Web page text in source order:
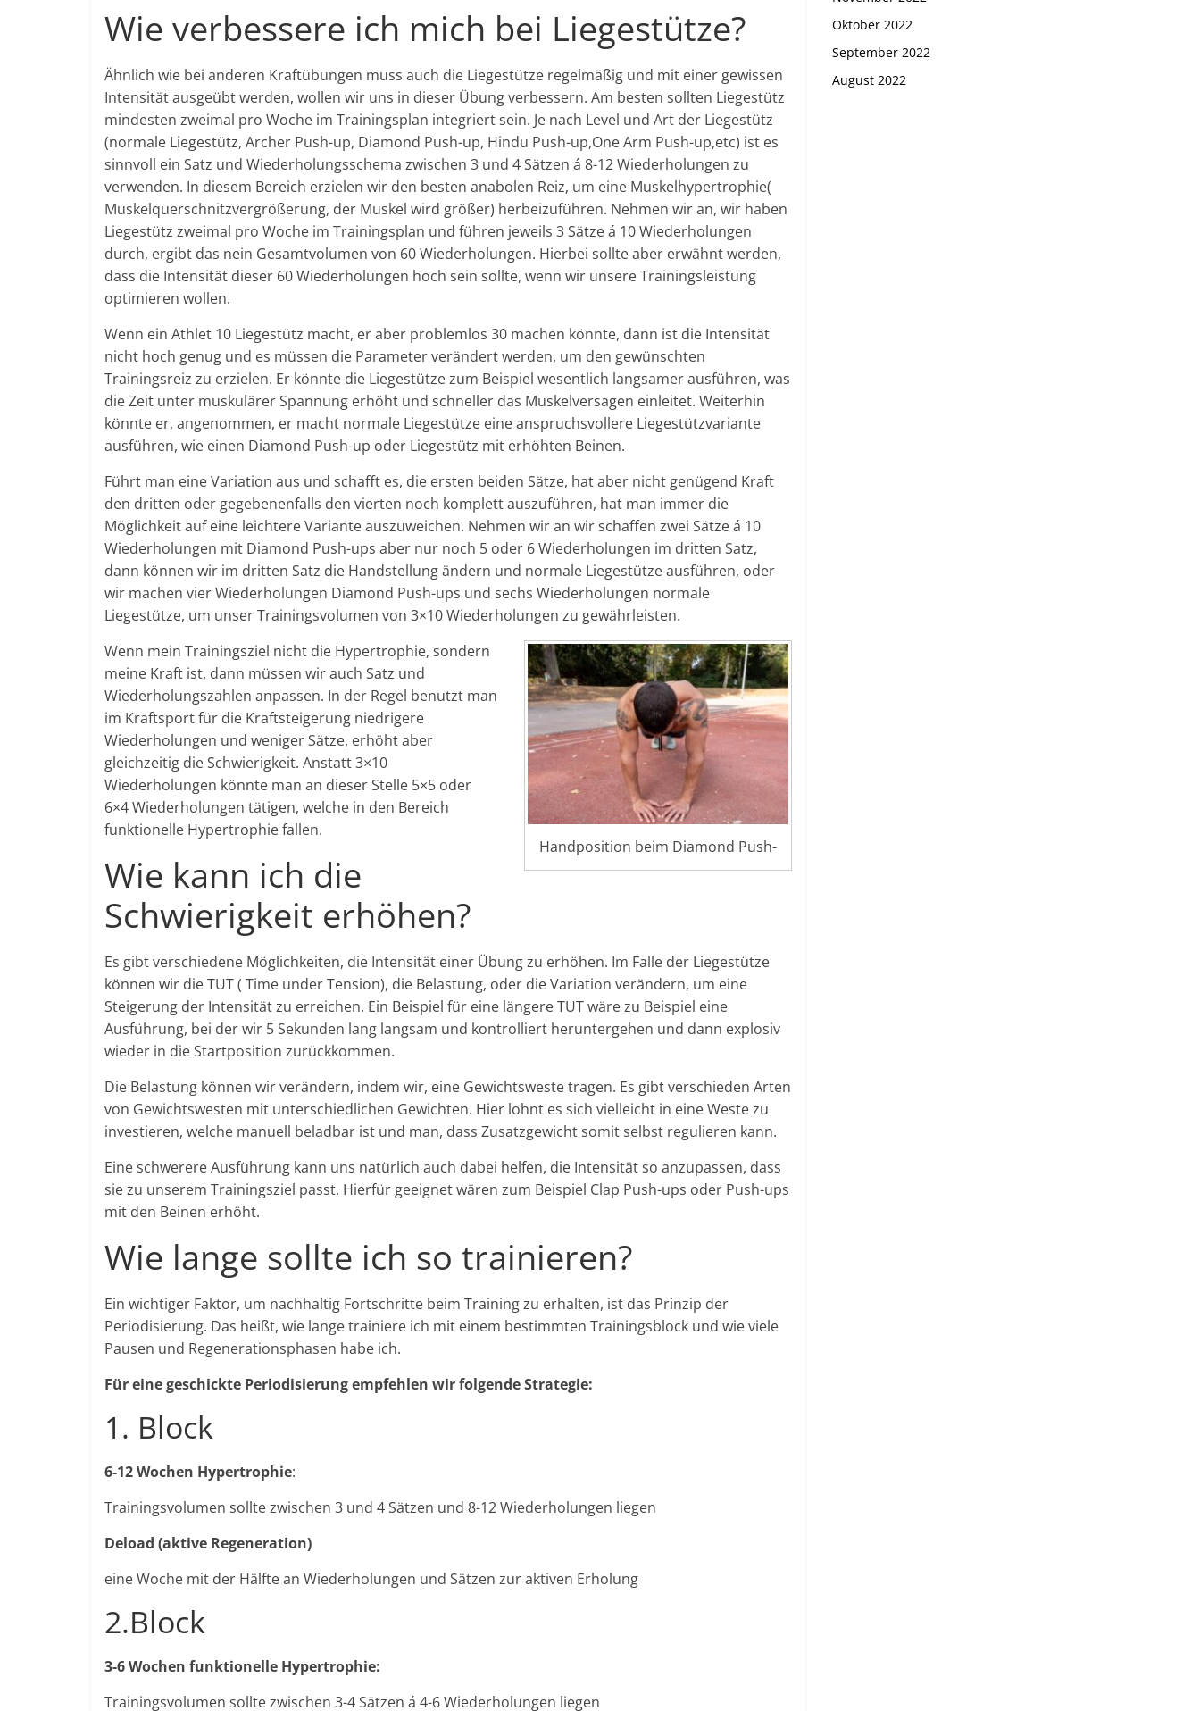
Wie verbessere ich mich bei Liegestütze?
Ähnlich wie bei anderen Kraftübungen muss auch die Liegestütze regelmäßig und mit einer gewissen
Intensität ausgeübt werden, wollen wir uns in dieser Übung verbessern. Am besten sollten Liegestütz
mindesten zweimal pro Woche im Trainingsplan integriert sein. Je nach Level und Art der Liegestütz
(normale Liegestütz, Archer Push-up, Diamond Push-up, Hindu Push-up,One Arm Push-up,etc) ist es
sinnvoll ein Satz und Wiederholungsschema zwischen 3 und 4 Sätzen á 8-12 Wiederholungen zu
verwenden. In diesem Bereich erzielen wir den besten anabolen Reiz, um eine Muskelhypertrophie(
Muskelquerschnitzvergrößerung, der Muskel wird größer) herbeizuführen. Nehmen wir an, wir haben
Liegestütz zweimal pro Woche im Trainingsplan und führen jeweils 3 Sätze á 10 Wiederholungen
durch, ergibt das nein Gesamtvolumen von 60 Wiederholungen. Hierbei sollte aber erwähnt werden,
dass die Intensität dieser 60 Wiederholungen hoch sein sollte, wenn wir unsere Trainingsleistung
optimieren wollen.
Wenn ein Athlet 10 Liegestütz macht, er aber problemlos 30 machen könnte, dann ist die Intensität
nicht hoch genug und es müssen die Parameter verändert werden, um den gewünschten
Trainingsreiz zu erzielen. Er könnte die Liegestütze zum Beispiel wesentlich langsamer ausführen, was
die Zeit unter muskulärer Spannung erhöht und schneller das Muskelversagen einleitet. Weiterhin
könnte er, angenommen, er macht normale Liegestütze eine anspruchsvollere Liegestützvariante
ausführen, wie einen Diamond Push-up oder Liegestütz mit erhöhten Beinen.
Führt man eine Variation aus und schafft es, die ersten beiden Sätze, hat aber nicht genügend Kraft
den dritten oder gegebenenfalls den vierten noch komplett auszuführen, hat man immer die
Möglichkeit auf eine leichtere Variante auszuweichen. Nehmen wir an wir schaffen zwei Sätze á 10
Wiederholungen mit Diamond Push-ups aber nur noch 5 oder 6 Wiederholungen im dritten Satz,
dann können wir im dritten Satz die Handstellung ändern und normale Liegestütze ausführen, oder
wir machen vier Wiederholungen Diamond Push-ups und sechs Wiederholungen normale
Liegestütze, um unser Trainingsvolumen von 3×10 Wiederholungen zu gewährleisten.
Handposition beim Diamond Push-
Wenn mein Trainingsziel nicht die Hypertrophie, sondern
meine Kraft ist, dann müssen wir auch Satz und
Wiederholungszahlen anpassen. In der Regel benutzt man
im Kraftsport für die Kraftsteigerung niedrigere
Wiederholungen und weniger Sätze, erhöht aber
gleichzeitig die Schwierigkeit. Anstatt 3×10
Wiederholungen könnte man an dieser Stelle 5×5 oder
6×4 Wiederholungen tätigen, welche in den Bereich
funktionelle Hypertrophie fallen.
Wie kann ich die
Schwierigkeit erhöhen?
Es gibt verschiedene Möglichkeiten, die Intensität einer Übung zu erhöhen. Im Falle der Liegestütze
können wir die TUT ( Time under Tension), die Belastung, oder die Variation verändern, um eine
Steigerung der Intensität zu erreichen. Ein Beispiel für eine längere TUT wäre zu Beispiel eine
Ausführung, bei der wir 5 Sekunden lang langsam und kontrolliert heruntergehen und dann explosiv
wieder in die Startposition zurückkommen.
Die Belastung können wir verändern, indem wir, eine Gewichtsweste tragen. Es gibt verschieden Arten
von Gewichtswesten mit unterschiedlichen Gewichten. Hier lohnt es sich vielleicht in eine Weste zu
investieren, welche manuell beladbar ist und man, dass Zusatzgewicht somit selbst regulieren kann.
Eine schwerere Ausführung kann uns natürlich auch dabei helfen, die Intensität so anzupassen, dass
sie zu unserem Trainingsziel passt. Hierfür geeignet wären zum Beispiel Clap Push-ups oder Push-ups
mit den Beinen erhöht.
Wie lange sollte ich so trainieren?
Ein wichtiger Faktor, um nachhaltig Fortschritte beim Training zu erhalten, ist das Prinzip der
Periodisierung. Das heißt, wie lange trainiere ich mit einem bestimmten Trainingsblock und wie viele
Pausen und Regenerationsphasen habe ich.
Für eine geschickte Periodisierung empfehlen wir folgende Strategie:
1. Block
6-12 Wochen Hypertrophie:
Trainingsvolumen sollte zwischen 3 und 4 Sätzen und 8-12 Wiederholungen liegen
Deload (aktive Regeneration)
eine Woche mit der Hälfte an Wiederholungen und Sätzen zur aktiven Erholung
2.Block
3-6 Wochen funktionelle Hypertrophie:
Trainingsvolumen sollte zwischen 3-4 Sätzen á 4-6 Wiederholungen liegen
Oktober 2022
September 2022
August 2022